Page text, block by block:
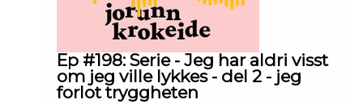
Ep #198: Serie - Jeg har aldri visst
om jeg ville lykkes - del 2 - jeg
forlot tryggheten